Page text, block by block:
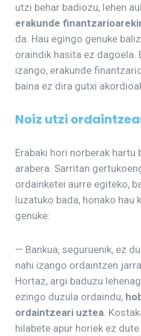
utzi behar badiozu, lehen
erakunde
da. Hau egingo genuke
oraindik hasita ez dagoela.
izango, erakunde
baina ez dira gutxi
Noiz utzi
Erabaki hori norberak hartu
arabera. Sarritan
ordainketei aurre egiteko,
luzatuko bada, honako hau
genuke:
— Bankua, seguruenik, ez
nahi izango ordaintzen
Hortaz, argi baduzu
ezingo duzula ordaindu,
ordaintzeari uztea .
hilabete apur horiek ez